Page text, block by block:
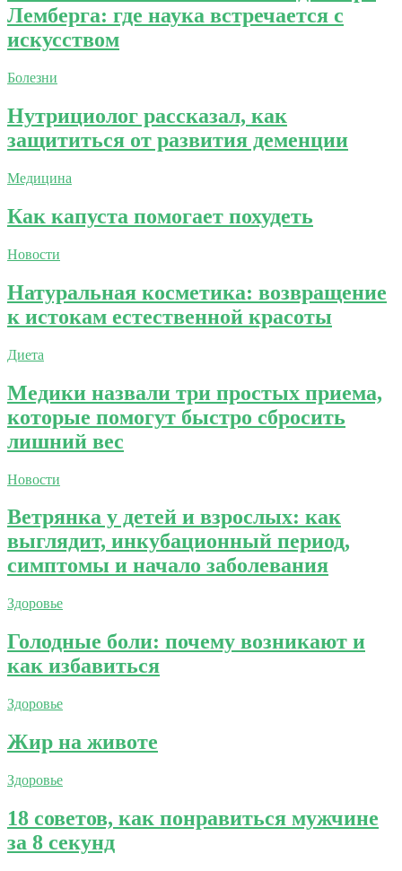
Лемберга: где наука встречается с
искусством
Болезни
Нутрициолог рассказал, как
защититься от развития деменции
Медицина
Как капуста помогает похудеть
Новости
Натуральная косметика: возвращение
к истокам естественной красоты
Диета
Медики назвали три простых приема,
которые помогут быстро сбросить
лишний вес
Новости
Ветрянка у детей и взрослых: как
выглядит, инкубационный период,
симптомы и начало заболевания
Здоровье
Голодные боли: почему возникают и
как избавиться
Здоровье
Жир на животе
Здоровье
18 советов, как понравиться мужчине
за 8 секунд